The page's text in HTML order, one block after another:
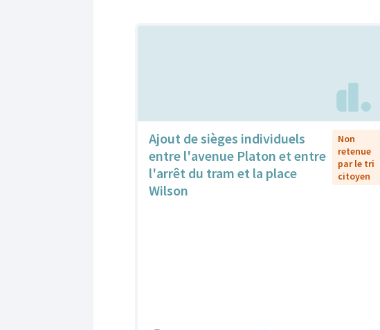
Ajout de sièges individuels
entre l'avenue Platon et entre
l'arrêt du tram et la place
Wilson
Non
retenue
par le tri
citoyen